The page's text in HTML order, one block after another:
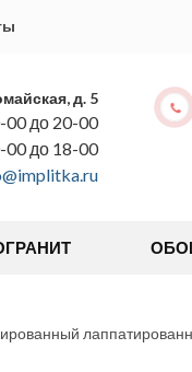
д. 5
до 20-00
00 до 18-00